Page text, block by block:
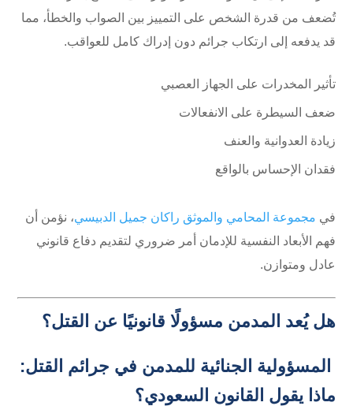
تُضعف من قدرة الشخص على التمييز بين الصواب والخطأ، مما
قد يدفعه إلى ارتكاب جرائم دون إدراك كامل للعواقب.
تأثير المخدرات على الجهاز العصبي
ضعف السيطرة على الانفعالات
زيادة العدوانية والعنف
فقدان الإحساس بالواقع
في مجموعة المحامي والموثق راكان جميل الدبيسي، نؤمن أن
فهم الأبعاد النفسية للإدمان أمر ضروري لتقديم دفاع قانوني
عادل ومتوازن.
هل يُعد المدمن مسؤولًا قانونيًا عن القتل؟
المسؤولية الجنائية للمدمن في جرائم القتل:
ماذا يقول القانون السعودي؟